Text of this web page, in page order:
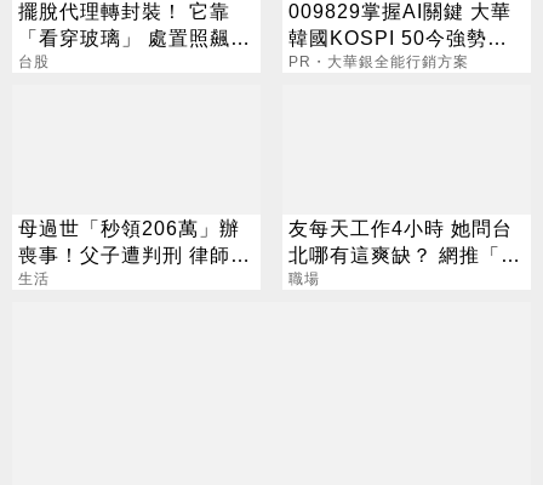
擺脫代理轉封裝！ 它靠
「看穿玻璃」 處置照飆2
漲停
台股
009829掌握AI關鍵 大華
韓國KOSPI 50今強勢開
募
PR・大華銀全能行銷方案
母過世「秒領206萬」辦
喪事！父子遭判刑 律師：
搶錢先下手是罪
生活
友每天工作4小時 她問台
北哪有這爽缺？ 網推「這
一類」：1天只做10分鐘
職場